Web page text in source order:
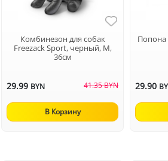
Комбинезон для собак
Freezack Sport, черный, M,
36см
29.99 BYN 41.35 BYN
В Корзину
Попона
29.90